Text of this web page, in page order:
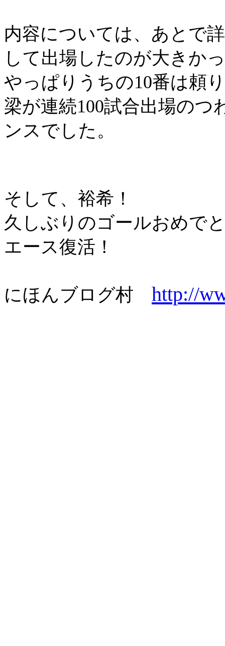
内容については、あとで
して出場したのが大きか
やっぱりうちの10番は頼
梁が連続100試合出場のつ
ンスでした。
そして、裕希！
久しぶりのゴールおめで
エース復活！
にほんブログ村 http://